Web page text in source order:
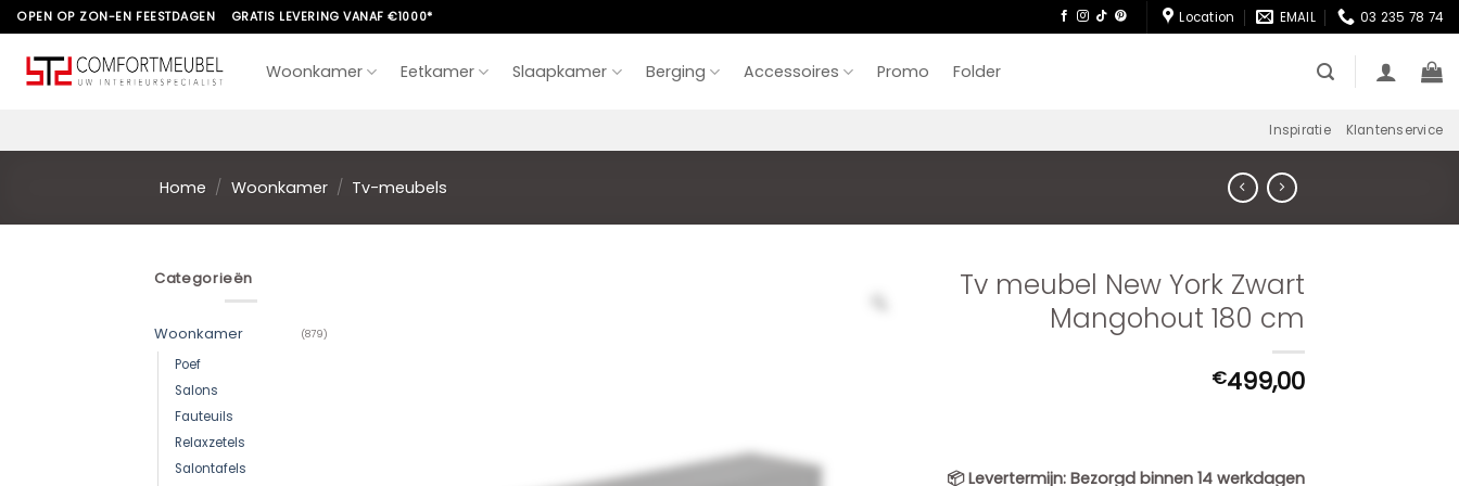
Skip
to
content
OPEN OP ZON-EN FEESTDAGEN GRATIS LEVERING VANAF €1000* Location EMAIL 03 235 78 74
Woonkamer Eetkamer Slaapkamer Berging Accessoires Promo Folder
Inspiratie Klantenservice
Home / Woonkamer / Tv-meubels
Categorieën
Woonkamer (879)
Poef
Salons
Fauteuils
Relaxzetels
Salontafels
Tv meubel New York Zwart
Mangohout 180 cm
€499,00
📦Levertermijn: Bezorgd binnen 14 werkdagen